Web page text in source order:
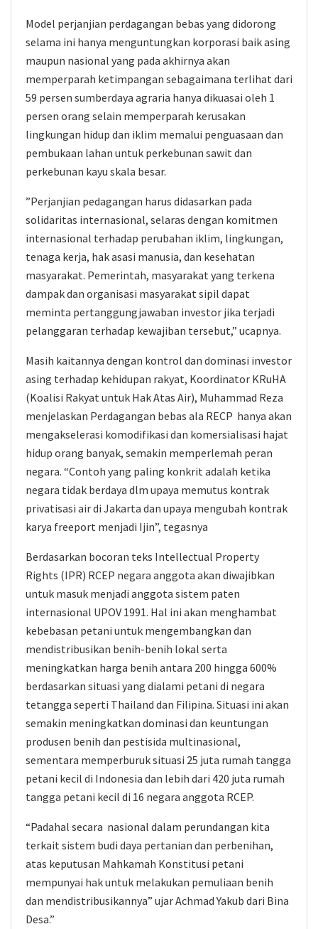
Model perjanjian perdagangan bebas yang didorong
selama ini hanya menguntungkan korporasi baik asing
maupun nasional yang pada akhirnya akan
memperparah ketimpangan sebagaimana terlihat dari
59 persen sumberdaya agraria hanya dikuasai oleh 1
persen orang selain memperparah kerusakan
lingkungan hidup dan iklim memalui penguasaan dan
pembukaan lahan untuk perkebunan sawit dan
perkebunan kayu skala besar.
”Perjanjian pedagangan harus didasarkan pada
solidaritas internasional, selaras dengan komitmen
internasional terhadap perubahan iklim, lingkungan,
tenaga kerja, hak asasi manusia, dan kesehatan
masyarakat. Pemerintah, masyarakat yang terkena
dampak dan organisasi masyarakat sipil dapat
meminta pertanggungjawaban investor jika terjadi
pelanggaran terhadap kewajiban tersebut,” ucapnya.
Masih kaitannya dengan kontrol dan dominasi investor
asing terhadap kehidupan rakyat, Koordinator KRuHA
(Koalisi Rakyat untuk Hak Atas Air), Muhammad Reza
menjelaskan Perdagangan bebas ala RECP hanya akan
mengakselerasi komodifikasi dan komersialisasi hajat
hidup orang banyak, semakin memperlemah peran
negara. “Contoh yang paling konkrit adalah ketika
negara tidak berdaya dlm upaya memutus kontrak
privatisasi air di Jakarta dan upaya mengubah kontrak
karya freeport menjadi Ijin”, tegasnya
Berdasarkan bocoran teks Intellectual Property
Rights (IPR) RCEP negara anggota akan diwajibkan
untuk masuk menjadi anggota sistem paten
internasional UPOV 1991. Hal ini akan menghambat
kebebasan petani untuk mengembangkan dan
mendistribusikan benih-benih lokal serta
meningkatkan harga benih antara 200 hingga 600%
berdasarkan situasi yang dialami petani di negara
tetangga seperti Thailand dan Filipina. Situasi ini akan
semakin meningkatkan dominasi dan keuntungan
produsen benih dan pestisida multinasional,
sementara memperburuk situasi 25 juta rumah tangga
petani kecil di Indonesia dan lebih dari 420 juta rumah
tangga petani kecil di 16 negara anggota RCEP.
“Padahal secara nasional dalam perundangan kita
terkait sistem budi daya pertanian dan perbenihan,
atas keputusan Mahkamah Konstitusi petani
mempunyai hak untuk melakukan pemuliaan benih
dan mendistribusikannya” ujar Achmad Yakub dari Bina
Desa.”